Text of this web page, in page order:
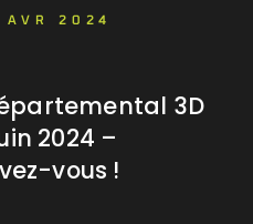
AVR 2024
3D
2024 –
vous !